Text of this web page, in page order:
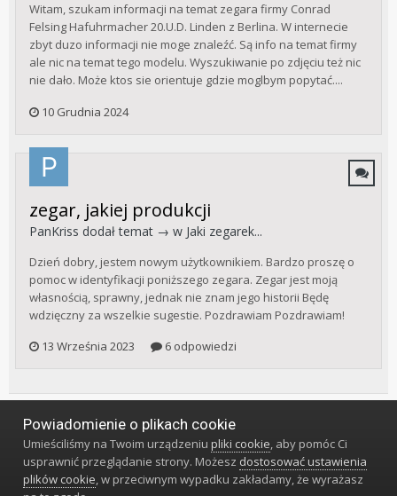
Witam, szukam informacji na temat zegara firmy Conrad
Felsing Hafuhrmacher 20.U.D. Linden z Berlina. W internecie
zbyt duzo informacji nie moge znaleźć. Są info na temat firmy
ale nic na temat tego modelu. Wyszukiwanie po zdjęciu też nic
nie dało. Może ktos sie orientuje gdzie moglbym popytać....
10 Grudnia 2024
zegar, jakiej produkcji
PanKriss dodał temat → w Jaki zegarek...
Dzień dobry, jestem nowym użytkownikiem. Bardzo proszę o
pomoc w identyfikacji poniższego zegara. Zegar jest moją
własnością, sprawny, jednak nie znam jego historii Będę
wdzięczny za wszelkie sugestie. Pozdrawiam Pozdrawiam!
13 Września 2023
6 odpowiedzi
Język Styl Polityka prywatności
Klub Miłośników Zegarów i Zegarków
Powered by Invision Community
Powiadomienie o plikach cookie
Umieściliśmy na Twoim urządzeniupliki cookie, aby pomóc Ci
usprawnić przeglądanie strony. Możesz dostosować ustawienia
plików cookie, w przeciwnym wypadku zakładamy, że wyrażasz